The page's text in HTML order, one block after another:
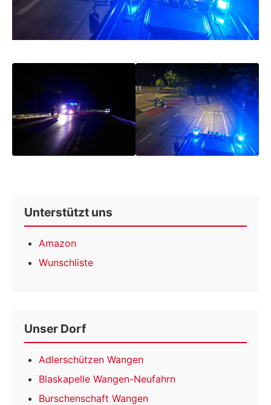
Unterstützt uns
Amazon
Wunschliste
Unser Dorf
Adlerschützen Wangen
Blaskapelle Wangen-Neufahrn
Burschenschaft Wangen